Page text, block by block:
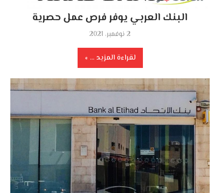
البنك العربي يوفر فرص عمل حصرية
2 نوفمبر، 2021
لقراءة المزيد ...